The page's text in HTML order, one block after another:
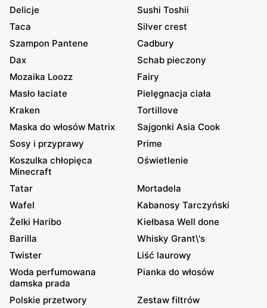
Delicje
Sushi Toshii
Taca
Silver crest
Szampon Pantene
Cadbury
Dax
Schab pieczony
Mozaika Loozz
Fairy
Masło łaciate
Pielęgnacja ciała
Kraken
Tortillove
Maska do włosów Matrix
Sajgonki Asia Cook
Sosy i przyprawy
Prime
Koszulka chłopięca
Minecraft
Oświetlenie
Tatar
Mortadela
Wafel
Kabanosy Tarczyński
Żelki Haribo
Kiełbasa Well done
Barilla
Whisky Grant\'s
Twister
Liść laurowy
Woda perfumowana
damska prada
Pianka do włosów
Polskie przetwory Zestaw filtrów